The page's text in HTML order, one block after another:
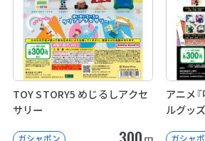
TOY STORY5 めじるしアクセ
サリー
ガシャポン
アニメ
ルグッ
ガシャ